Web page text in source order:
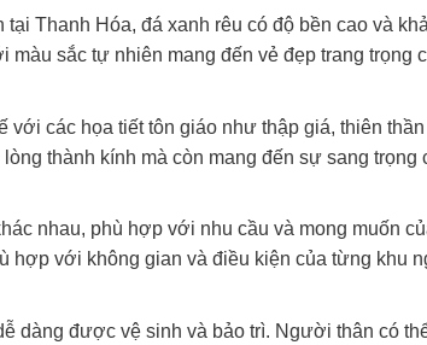
Thanh Hóa, đá xanh rêu có độ bền cao và khả
sắc tự nhiên mang đến vẻ đẹp trang trọng
các họa tiết tôn giáo như thập giá, thiên
thành kính mà còn mang đến sự sang trọng
nhau, phù hợp với nhu cầu và mong muốn
hợp với không gian và điều kiện của từng khu
dàng được vệ sinh và bảo trì. Người thân có